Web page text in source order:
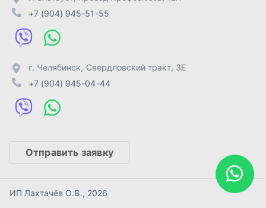
ИП Лахтачёв О.В.
Разработка -